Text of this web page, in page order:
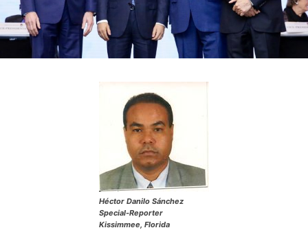
Héctor Danilo Sánchez
Special-Reporter
Kissimmee, Florida